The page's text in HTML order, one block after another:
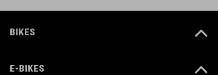
BIKES
E-BIKES